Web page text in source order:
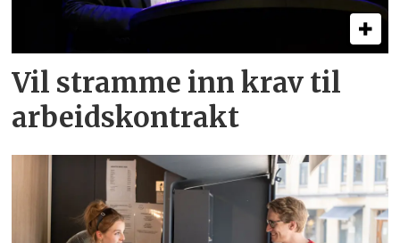
Vil stramme inn krav til
arbeids­kontrakt